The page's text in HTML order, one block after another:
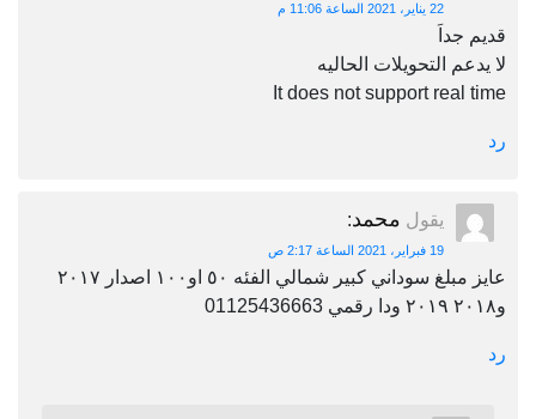
22 يناير، 2021 الساعة 11:06 م
قديم جداَ
لا يدعم التحويلات الحاليه
It does not support real time
رد
يقول محمد:
19 فبراير، 2021 الساعة 2:17 ص
عايز مبلغ سوداني كبير شمالي الفئه ٥٠ او١٠٠ اصدار ٢٠١٧
و٢٠١٨ ٢٠١٩ ودا رقمي 01125436663
رد